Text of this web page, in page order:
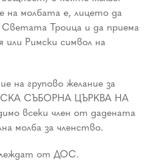
на молбата е, лицето да
Светата Троица и да приема
или Римски символ на
на групово желание за
СЪБОРНА ЦЪРКВА НА
всеки член от дадената
молба за членство.
от ДОС.